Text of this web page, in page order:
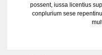
possent, iussa licentius
conplurium sese